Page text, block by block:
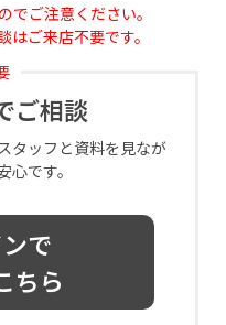
ご注意ください。
ご来店不要です。
ご相談
タッフと資料を見なが
です。
で
ちら